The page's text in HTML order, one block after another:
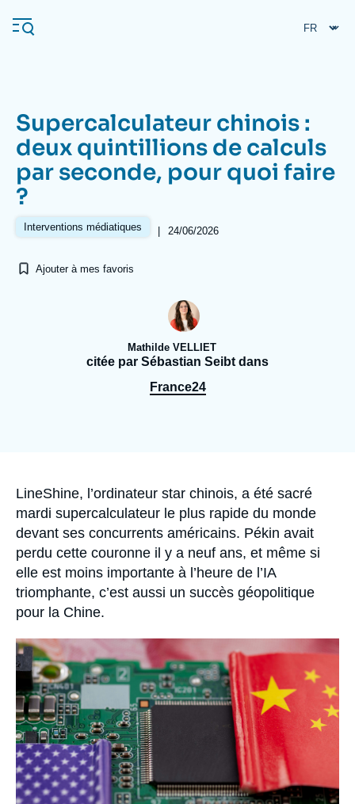
au
contenu
Navigation
principale
L'Ifri
Analyses
Se connecter
Supercalculateur chinois :
deux quintillions de calculs
par seconde, pour quoi faire
?
Interventions médiatiques | 24/06/2026
Ajouter à mes favoris
Mathilde VELLIET
citée par Sébastian Seibt dans
France24
Accroche
LineShine, l’ordinateur star chinois, a été sacré
mardi supercalculateur le plus rapide du monde
devant ses concurrents américains. Pékin avait
perdu cette couronne il y a neuf ans, et même si
elle est moins importante à l’heure de l’IA
triomphante, c’est aussi un succès géopolitique
pour la Chine.
Image
principale
médiatique